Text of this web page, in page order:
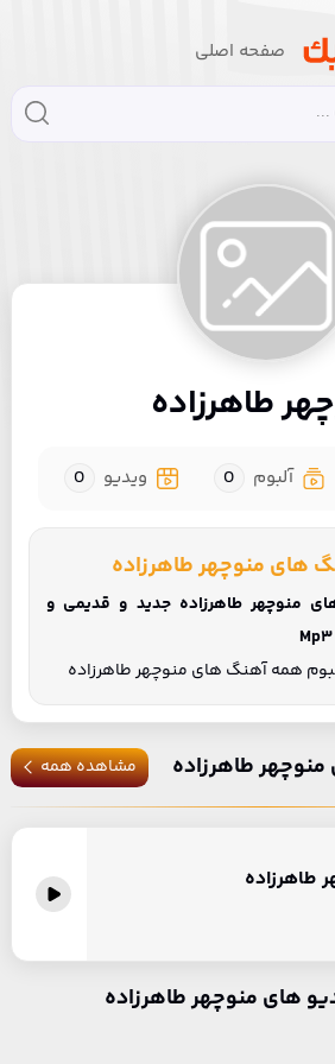
صفحه اصلی
طاهرزاده
آلبوم 0 ویدیو 0
های منوچهر طاهرزاده
منوچهر طاهرزاده جدید و قدیمی و
همه آهنگ های منوچهر طاهرزاده
طاهرزاده مشاهده همه
طاهرزاده
های منوچهر طاهرزاده